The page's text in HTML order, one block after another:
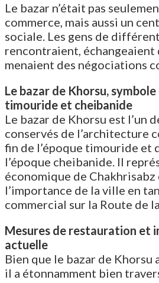
Le bazar n’était pas
commerce, mais aussi un
sociale. Les gens de
rencontraient, échangeaient
menaient des négociations
Le bazar de Khorsu,
timouride et cheibanide
Le bazar de Khorsu est l’un
conservés de l’architecture
fin de l’époque timouride et
l’époque cheibanide. Il
économique de
l’importance de la ville en
commercial sur la Route de
Mesures de restauration et
actuelle
Bien que le bazar de Khorsu
il a étonnamment bien